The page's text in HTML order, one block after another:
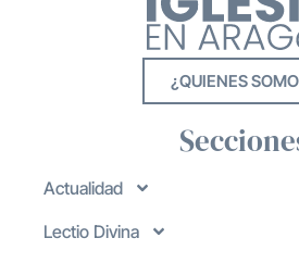
¿QUIENES
Actualidad
Lectio Divina